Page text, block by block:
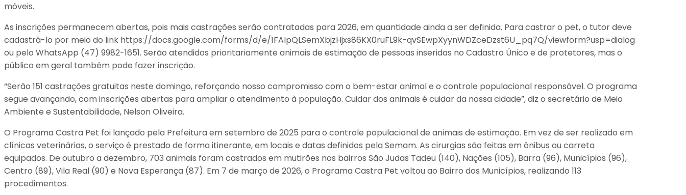
móveis.
As inscrições permanecem abertas, pois mais castrações serão contratadas para 2026, em quantidade ainda a ser definida. Para castrar o pet, o tutor deve
cadastrá-lo por meio do link https://docs.google.com/forms/d/e/1FAIpQLSemXbjzHjxs86KX0ruFL9k-qvSEwpXyynWDZceDzst6U_pq7Q/viewform?usp=dialog
ou pelo WhatsApp (47) 9982-1651. Serão atendidos prioritariamente animais de estimação de pessoas inseridas no Cadastro Único e de protetores, mas o
público em geral também pode fazer inscrição.
“Serão 151 castrações gratuitas neste domingo, reforçando nosso compromisso com o bem-estar animal e o controle populacional responsável. O programa
segue avançando, com inscrições abertas para ampliar o atendimento à população. Cuidar dos animais é cuidar da nossa cidade”, diz o secretário de Meio
Ambiente e Sustentabilidade, Nelson Oliveira.
O Programa Castra Pet foi lançado pela Prefeitura em setembro de 2025 para o controle populacional de animais de estimação. Em vez de ser realizado em
clínicas veterinárias, o serviço é prestado de forma itinerante, em locais e datas definidos pela Semam. As cirurgias são feitas em ônibus ou carreta
equipados. De outubro a dezembro, 703 animais foram castrados em mutirões nos bairros São Judas Tadeu (140), Nações (105), Barra (96), Municípios (96),
Centro (89), Vila Real (90) e Nova Esperança (87). Em 7 de março de 2026, o Programa Castra Pet voltou ao Bairro dos Municípios, realizando 113
procedimentos.